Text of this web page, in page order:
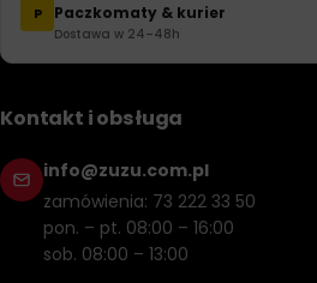
P Paczkomaty & kurier
Dostawa w 24–48h
Kontakt i obsługa
info@zuzu.com.pl
zamówienia: 73 222 33 50
pon. – pt. 08:00 – 16:00
sob. 08:00 – 13:00